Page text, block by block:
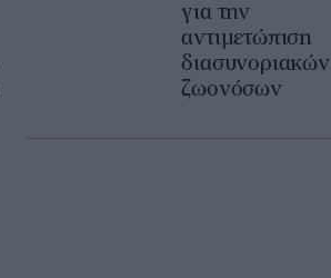
για την
αντιμετώπιση
διασυνοριακών
ζωονόσων